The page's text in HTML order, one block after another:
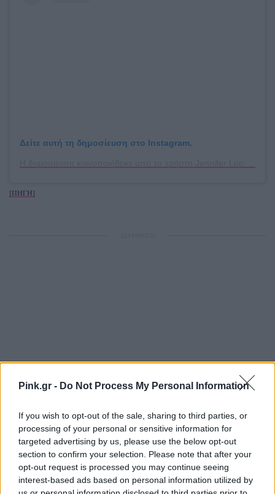
Pink.gr - Do Not Process My Personal Information
If you wish to opt-out of the sale, sharing to third parties, or
processing of your personal or sensitive information for
targeted advertising by us, please use the below opt-out
section to confirm your selection. Please note that after your
opt-out request is processed you may continue seeing
interest-based ads based on personal information utilized by
Δείτε αυτή τη δημοσίευση στο Instagram.
[ΠΗΓΗ]